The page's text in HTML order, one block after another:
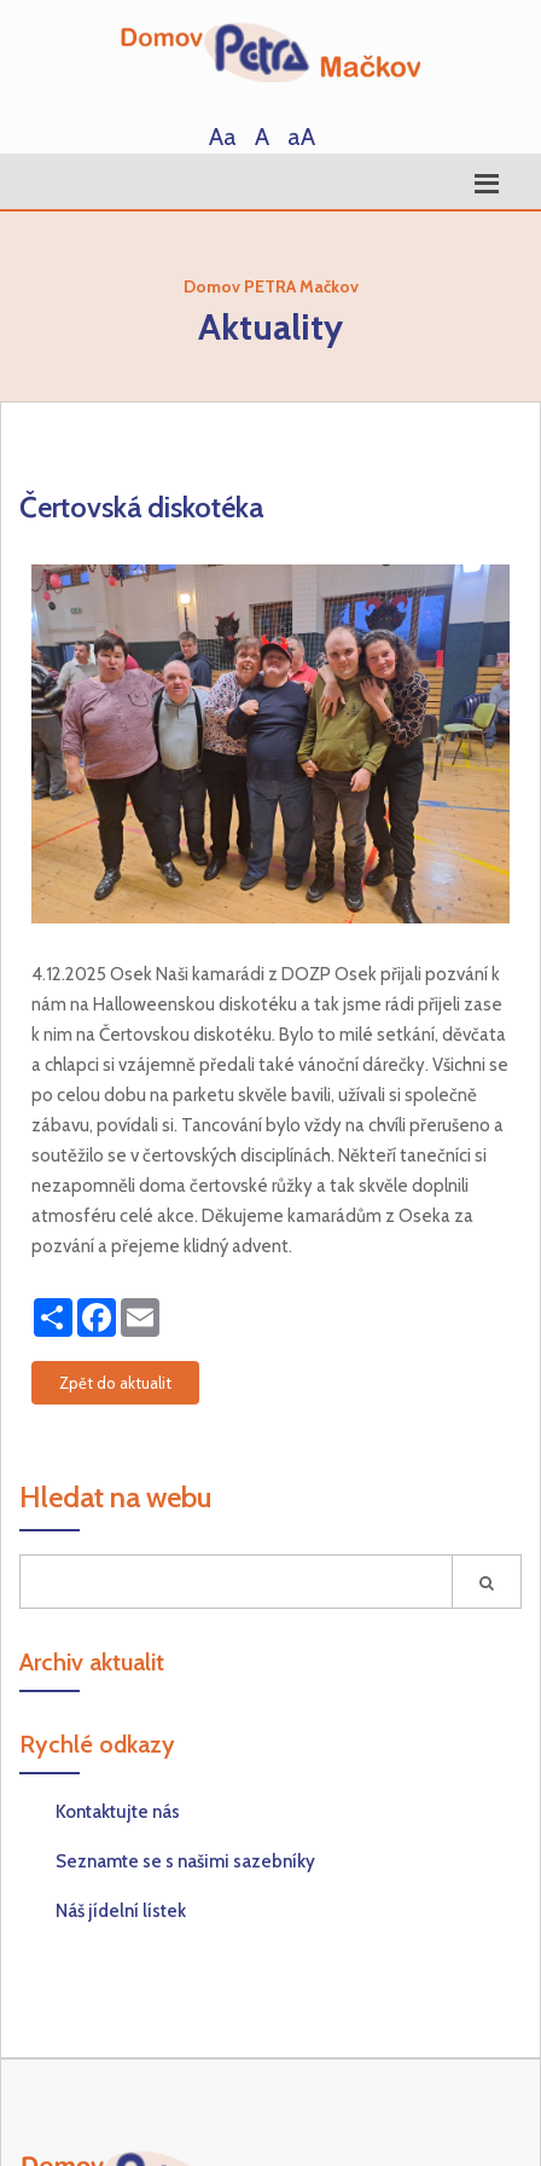
Aa A aA
Domov PETRA Mačkov
Aktuality
Čertovská diskotéka
4.12.2025 Osek Naši kamarádi z DOZP Osek přijali pozvání k
nám na Halloweenskou diskotéku a tak jsme rádi přijeli zase
k nim na Čertovskou diskotéku. Bylo to milé setkání, děvčata
a chlapci si vzájemně předali také vánoční dárečky. Všichni se
po celou dobu na parketu skvěle bavili, užívali si společně
zábavu, povídali si. Tancování bylo vždy na chvíli přerušeno a
soutěžilo se v čertovských disciplínách. Někteří tanečníci si
nezapomněli doma čertovské růžky a tak skvěle doplnili
atmosféru celé akce. Děkujeme kamarádům z Oseka za
pozvání a přejeme klidný advent.
Share Facebook
Zpět do aktualit
Hledat na webu
Archiv aktualit
Rychlé odkazy
Kontaktujte nás
Seznamte se s našimi sazebníky
Náš jídelní lístek